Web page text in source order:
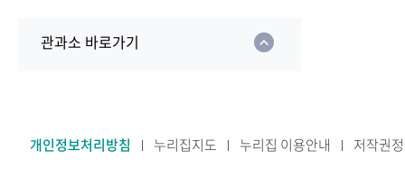
관과소 바로가기
개인정보처리방침 누리집지도 누리집 이용안내 저작권